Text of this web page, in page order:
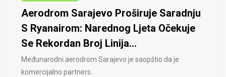
Aerodrom Sarajevo Proširuje Saradnju
S Ryanairom: Narednog Ljeta Očekuje
Se Rekordan Broj Linija...
Međunarodni aerodrom Sarajevo je saopštio da je
komercijalno partners..